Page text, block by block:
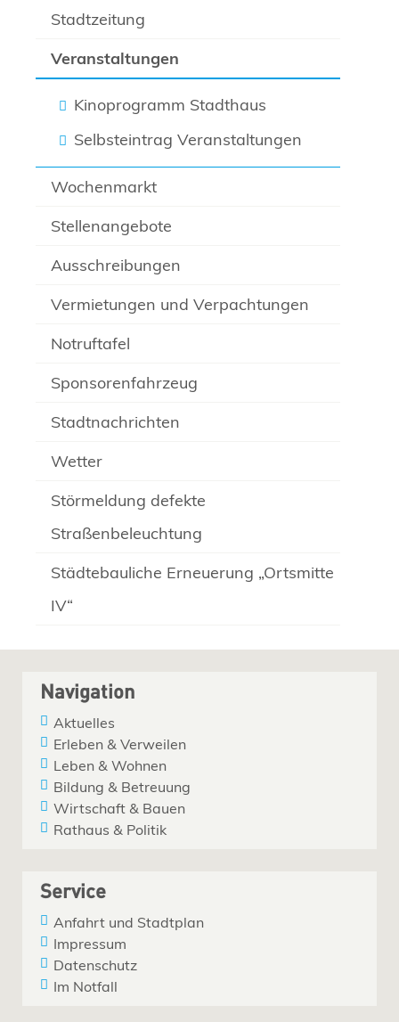
Stadtzeitung
Veranstaltungen
Kinoprogramm Stadthaus
Selbsteintrag Veranstaltungen
Wochenmarkt
Stellenangebote
Ausschreibungen
Vermietungen und Verpachtungen
Notruftafel
Sponsorenfahrzeug
Stadtnachrichten
Wetter
Störmeldung defekte
Straßenbeleuchtung
Städtebauliche Erneuerung „Ortsmitte
IV“
Navigation
Aktuelles
Erleben & Verweilen
Leben & Wohnen
Bildung & Betreuung
Wirtschaft & Bauen
Rathaus & Politik
Service
Anfahrt und Stadtplan
Impressum
Datenschutz
Im Notfall